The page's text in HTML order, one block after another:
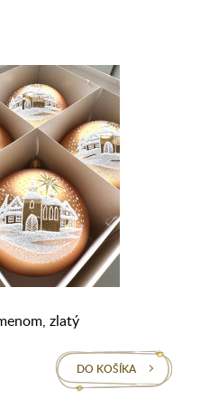
zlatý
DO KOŠÍKA